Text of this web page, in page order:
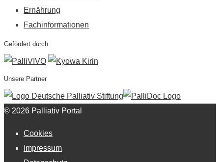
Ernährung
Fachinformationen
Gefördert durch
Unsere Partner
© 2026 Palliativ Portal
Cookies
Impressum